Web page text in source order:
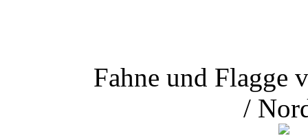
Fahne und Flagge
/